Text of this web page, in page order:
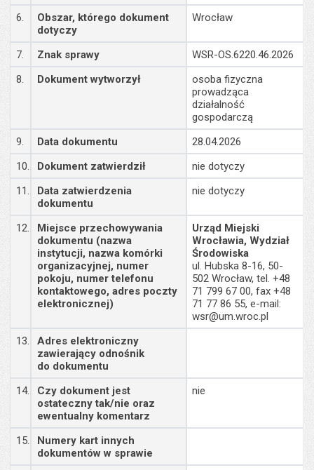
6.
Obszar, którego dokument
dotyczy
Wrocław
7. Znak sprawy
WSR-OS.6220.46.2026
8.
Dokument wytworzył
osoba fizyczna
prowadząca
działalność
gospodarczą
9.
Data dokumentu
28.04.2026
10.
Dokument zatwierdził
nie dotyczy
11.
Data zatwierdzenia
dokumentu
nie dotyczy
12.
Miejsce przechowywania
dokumentu (nazwa
instytucji, nazwa komórki
organizacyjnej, numer
pokoju, numer telefonu
kontaktowego, adres poczty
elektronicznej)
Urząd Miejski
Wrocławia, Wydział
Środowiska
ul. Hubska 8-16, 50-
502 Wrocław, tel. +48
71 799 67 00, fax +48
71 77 86 55, e-mail:
wsr@um.wroc.pl
13.
Adres elektroniczny
zawierający odnośnik
do dokumentu
14.
Czy dokument jest
ostateczny tak/nie oraz
ewentualny komentarz
nie
15.
Numery kart innych
dokumentów w sprawie